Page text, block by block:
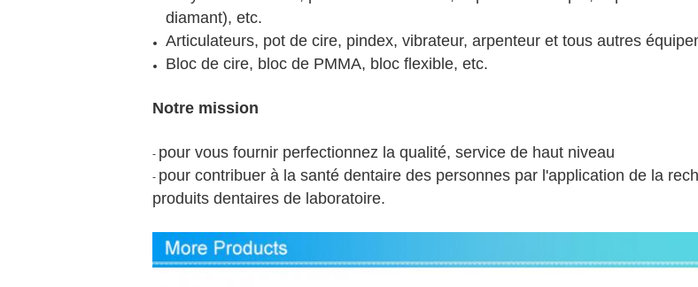
diamant), etc.
Articulateurs, pot de cire, pindex, vibrateur, arpenteur et tous autres
Bloc de cire, bloc de PMMA, bloc flexible, etc.
Notre mission
- pour vous fournir perfectionnez la qualité, service de haut niveau
- pour contribuer à la santé dentaire des personnes par l'application de la
produits dentaires de laboratoire.